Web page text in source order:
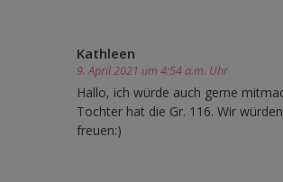
Kathleen
9. April 2021 um 4:54 a.m. Uhr
Hallo, ich würde auch gerne
Tochter hat die Gr. 116. Wir
freuen:)